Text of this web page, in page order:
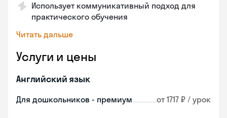
Использует коммуникативный подход для
практического обучения
Читать дальше
Услуги и цены
Английский язык
Для дошкольников - премиум от 1717 ₽ / урок